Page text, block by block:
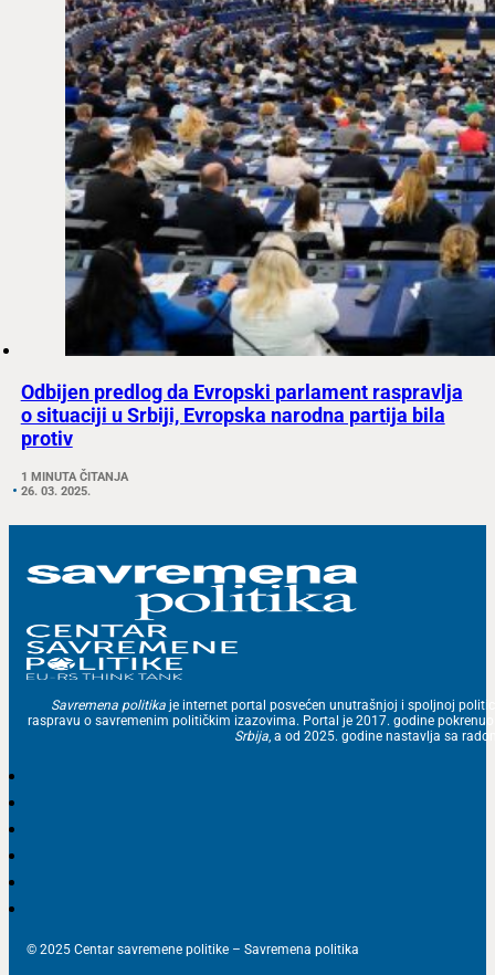
Odbijen predlog da Evropski parlament raspravlja
o situaciji u Srbiji, Evropska narodna partija bila
protiv
1 MINUTA ČITANJA
26. 03. 2025.
Savremena politika je internet portal posvećen unutrašnjoj i spoljnoj
raspravu o savremenim političkim izazovima. Portal je 2017. godine
Srbija, a od 2025. godine nastavlja sa
© 2025 Centar savremene politike – Savremena politika